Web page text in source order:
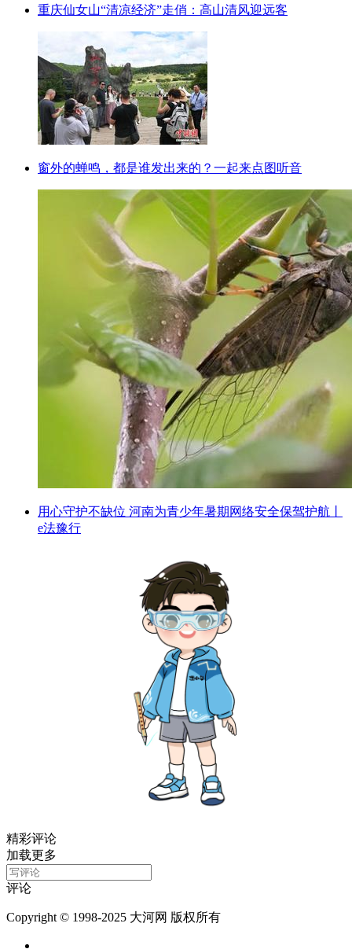
重庆仙女山“清凉经济”走俏：高山清风迎远客
窗外的蝉鸣，都是谁发出来的？一起来点图听音
用心守护不缺位 河南为青少年暑期网络安全保驾护航丨
e法豫行
精彩评论
加载更多
评论
Copyright © 1998-2025 大河网 版权所有